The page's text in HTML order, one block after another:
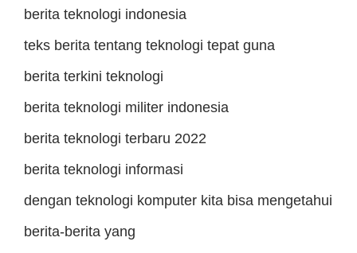
berita teknologi indonesia
teks berita tentang teknologi tepat guna
berita terkini teknologi
berita teknologi militer indonesia
berita teknologi terbaru 2022
berita teknologi informasi
dengan teknologi komputer kita bisa mengetahui
berita-berita yang